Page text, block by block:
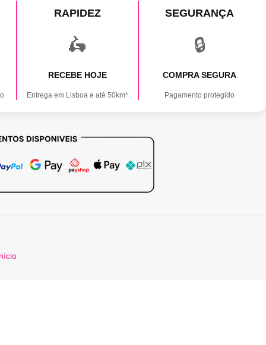
RAPIDEZ
🛵
RECEBE HOJE
Entrega em Lisboa e até 50km*
SEGURANÇA
🔒
COMPRA SEGURA
Pagamento protegido